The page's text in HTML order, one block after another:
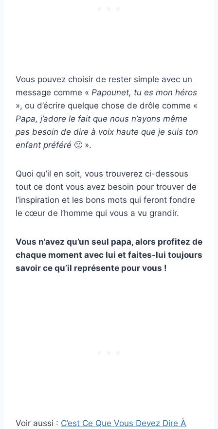
Vous pouvez choisir de rester simple avec un
message comme « Papounet, tu es mon héros
», ou d’écrire quelque chose de drôle comme «
Papa, j’adore le fait que nous n’ayons même
pas besoin de dire à voix haute que je suis ton
enfant préféré 🙂 ».
Quoi qu’il en soit, vous trouverez ci-dessous
tout ce dont vous avez besoin pour trouver de
l’inspiration et les bons mots qui feront fondre
le cœur de l’homme qui vous a vu grandir.
Vous n’avez qu’un seul papa, alors profitez de
chaque moment avec lui et faites-lui toujours
savoir ce qu’il représente pour vous !
Voir aussi : C’est Ce Que Vous Devez Dire À